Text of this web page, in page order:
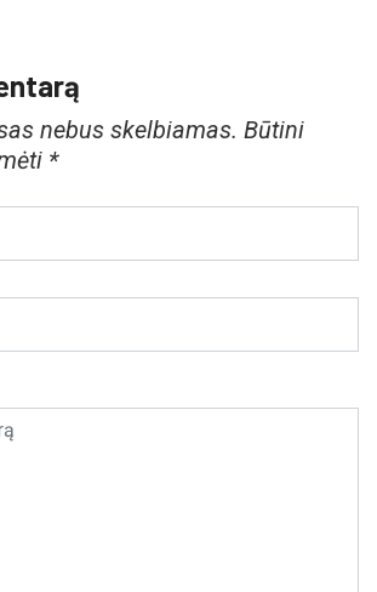
nebus skelbiamas. Būtini
*